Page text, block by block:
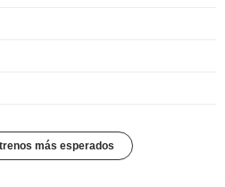
más esperados